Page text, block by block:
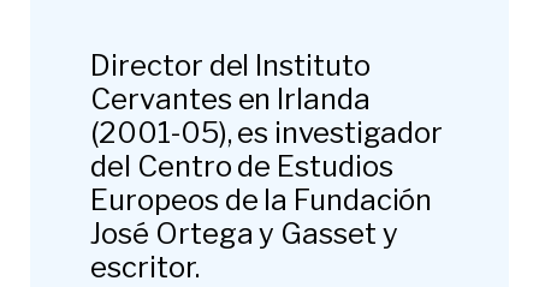
Director del Instituto
Cervantes en Irlanda
(2001-05), es investigador
del Centro de Estudios
Europeos de la Fundación
José Ortega y Gasset y
escritor.